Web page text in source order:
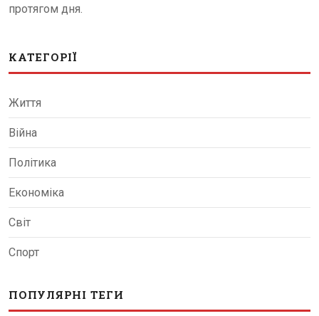
протягом дня.
КАТЕГОРІЇ
Життя
Війна
Політика
Економіка
Світ
Спорт
ПОПУЛЯРНІ ТЕГИ